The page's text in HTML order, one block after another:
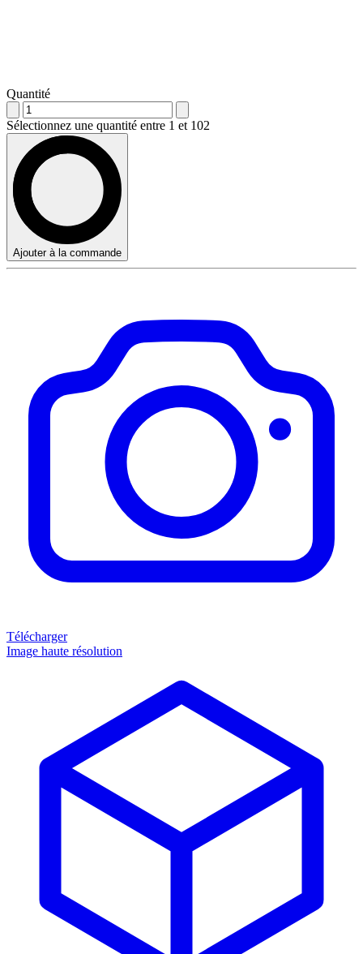
Quantité
Sélectionnez une quantité entre 1 et 102
Ajouter à la commande
Télécharger
Image haute résolution